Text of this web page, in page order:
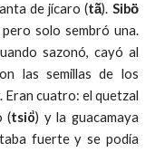
de jícaro (tã́). Sibö̀
solo sembró una.
sazonó, cayó al
las semillas de los
Eran cuatro: el quetzal
(tsiö̀) y la guacamaya
fuerte y se podía